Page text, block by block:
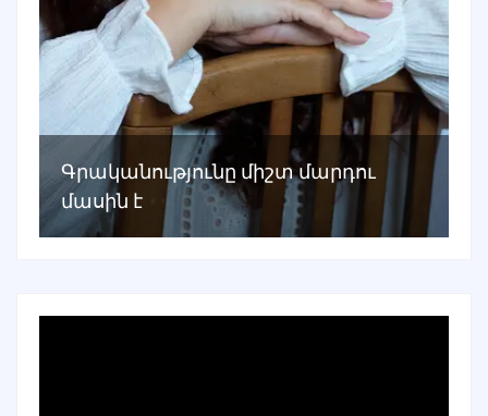
Գրականությունը միշտ մարդու
մասին է